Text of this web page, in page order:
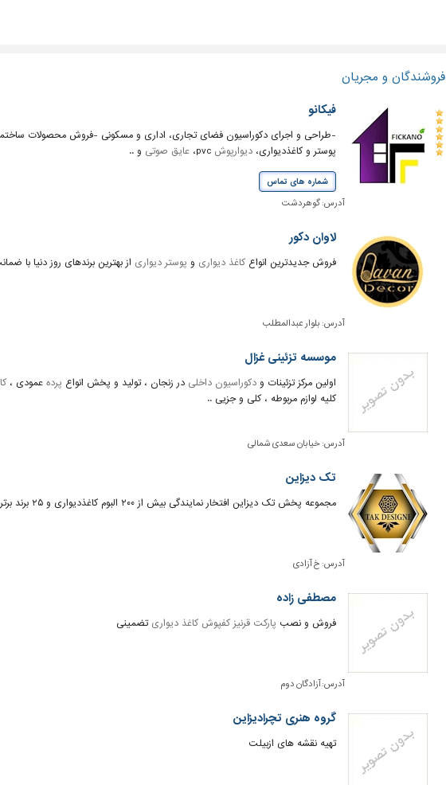
فروشندگان و مجریان
فیکانو
-طراحی و اجرای دکوراسیون فضای تجاری، اداری و مسکونی -فروش محصولات
پوستر و کاغذدیواری، دیوارپوش عایق صوتی و ..
شماره های تماس
آدرس:گوهردشت
لاوان دکور
فروش جدیدترین انواع کاغذ دیواری و پوستر دیواری از بهترین برندهای روز دنیا با
آدرس: بلوار عبدالمطلب
موسسه تزئینی غزال
اولین مرکز تزئینات و دکوراسیون داخلی در زنجان ، تولید و پخش انواع پرده عمودی ،
کلیه لوازم مربوطه ، کلی و جزیی ..
آدرس:خیابان سعدی شمالی
تک دیزاین
مجموعه پخش تک دیزاین افتخار نمایندگی بیش از ۲۰۰ البوم کاغذدیواری و ۲۵ برند برتر
آدرس: خ آزادی
مصطفی زاده
فروش و نصب پارکت قرنیز کفپوش کاغذ دیواری تضمینی
آدرس:آزادگان دوم
گروه هنری تچرادیزاین
تهیه نقشه های ازبیلت